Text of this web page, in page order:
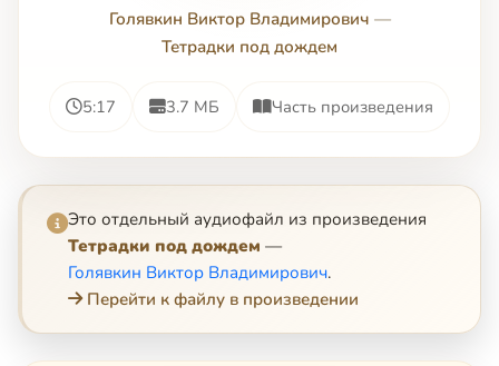
Голявкин Виктор Владимирович —
Тетрадки под дождем
5:17 3.7 МБ Часть произведения
Это отдельный аудиофайл из произведения
Тетрадки под дождем —
Голявкин Виктор Владимирович.
Перейти к файлу в произведении